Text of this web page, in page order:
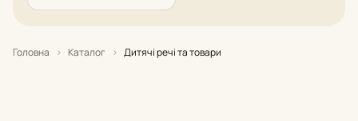
Головна › Каталог › Дитячі речі та товари